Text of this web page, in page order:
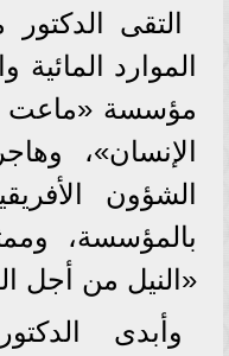
التقى
الموارد
مؤسسة «ماعت
الإنسان»،
الشؤون
بالمؤسسة،
«النيل من أجل
وأبدى